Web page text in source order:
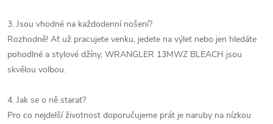
3. Jsou vhodné na každodenní nošení?
Rozhodně! Ať už pracujete venku, jedete na výlet nebo jen hledáte
pohodlné a stylové džíny, WRANGLER 13MWZ BLEACH jsou
skvělou volbou.
4. Jak se o ně starat?
Pro co nejdelší životnost doporučujeme prát je naruby na nízkou